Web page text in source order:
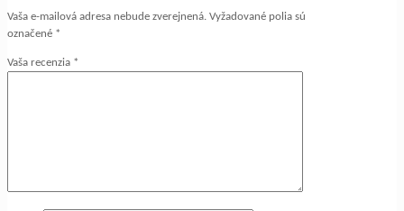
Vaša e-mailová adresa nebude zverejnená. Vyžadované polia sú
označené *
Vaša recenzia *